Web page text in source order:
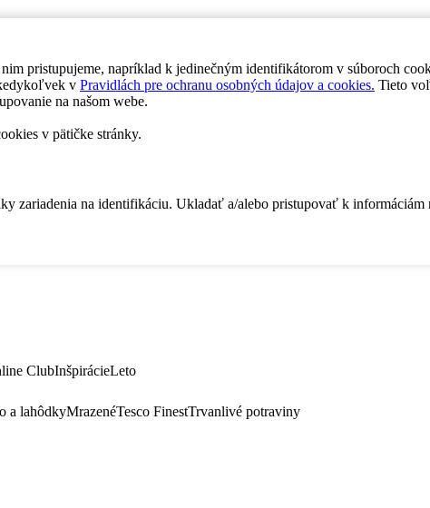
pristupujeme, napríklad k jedinečným identifikátorom v súboroch
v Pravidlách pre ochranu osobných údajov a cookies. Tieto
na našom webe.
v pätičke stránky.
zariadenia na identifikáciu. Ukladať a/alebo pristupovať k informáciám
ClubInšpirácieLeto
a lahôdkyMrazenéTesco FinestTrvanlivé potraviny